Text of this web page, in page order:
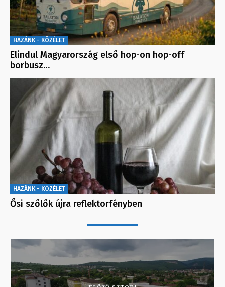
HAZÁNK - KÖZÉLET
Elindul Magyarország első hop-on hop-off
borbusz…
HAZÁNK - KÖZÉLET
Ősi szőlők újra reflektorfényben